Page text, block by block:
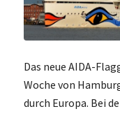
Das neue AIDA-
Woche von
durch Europa. Bei